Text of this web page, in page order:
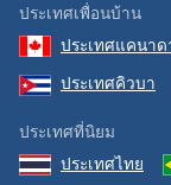
ประเทศเพื่อนบ้าน
ประเทศแคนาด
ประเทศคิวบา
ประเทศที่นิยม
ประเทศไทย